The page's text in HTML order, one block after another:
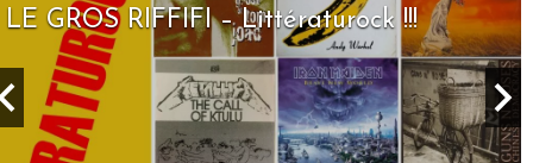
LE GROS RIFFIFI – Littératurock !!!